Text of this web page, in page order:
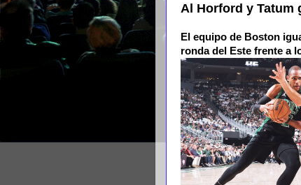
Al Horford y Tatum
El equipo de Boston
ronda del Este frente a